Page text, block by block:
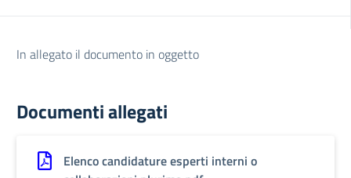
In allegato il documento in oggetto
Documenti allegati
Elenco candidature esperti interni o